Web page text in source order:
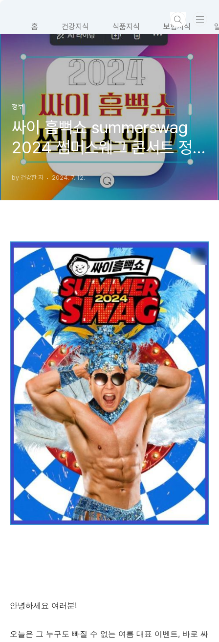
홈 건강지식 식품지식 보험지식
정보
싸이 흠뻑쇼 summerswag
2024 썸머스웨그 콘서트 정보
한곳에!
by 건강한 자 2024. 7. 12.
안녕하세요 여러분!
오늘은 그 누구도 빠질 수 없는 여름 대표 이벤트, 바로 싸